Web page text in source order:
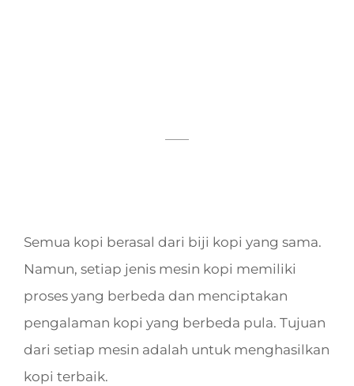
Semua kopi berasal dari biji kopi yang sama.
Namun, setiap jenis mesin kopi memiliki
proses yang berbeda dan menciptakan
pengalaman kopi yang berbeda pula. Tujuan
dari setiap mesin adalah untuk menghasilkan
kopi terbaik.